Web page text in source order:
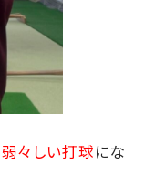
弱々しい打球にな